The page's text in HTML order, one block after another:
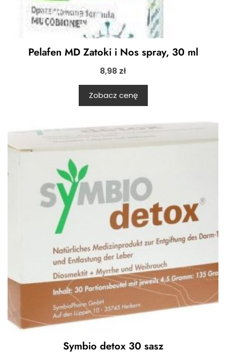
Pelafen MD Zatoki i Nos spray, 30 ml
8,98 zł
Zobacz cenę
Symbio detox 30 sasz